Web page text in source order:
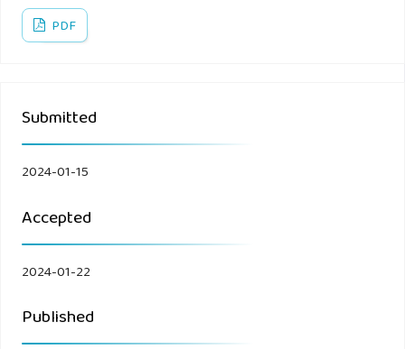
Hal.2
Hal.55–69
dan Ilmu Sosial".Vol.02,No.02,Hal.331
BangunRuang Sisi Datar",jurnal.uinsu.ac.id,Vol.7No.1Hal.20
PDF
Submitted
2024-01-15
Accepted
2024-01-22
Published